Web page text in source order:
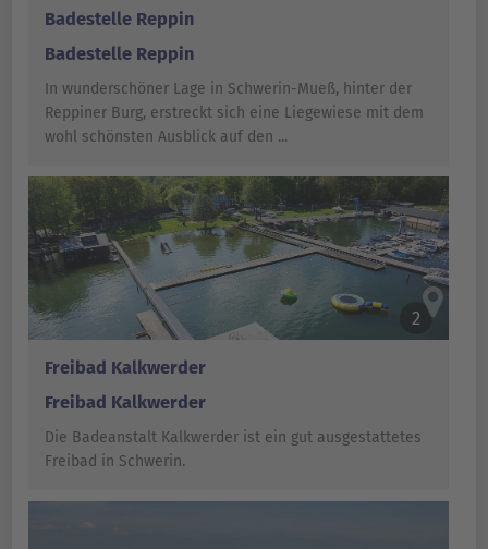
Badestelle Reppin
Badestelle Reppin
In wunderschöner Lage in Schwerin-Mueß, hinter der
Reppiner Burg, erstreckt sich eine Liegewiese mit dem
wohl schönsten Ausblick auf den ...
2
Freibad Kalkwerder
Freibad Kalkwerder
Die Badeanstalt Kalkwerder ist ein gut ausgestattetes
Freibad in Schwerin.